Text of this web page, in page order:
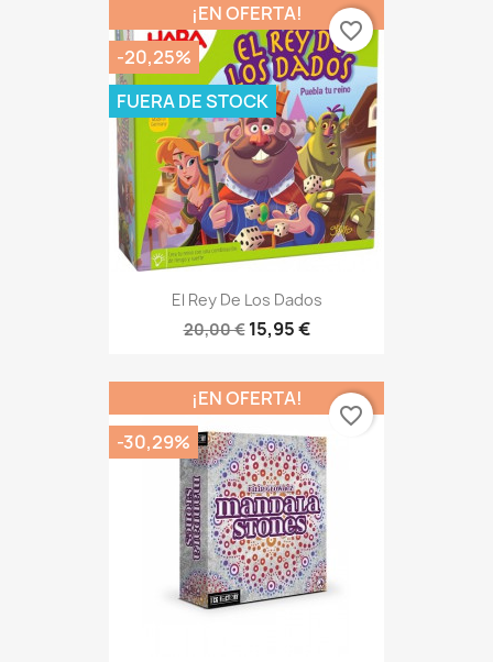
El Rey De Los Dados
20,00 € 15,95 €
¡EN OFERTA!
-20,25%
FUERA DE STOCK
favorite_border
¡EN OFERTA!
-30,29%
favorite_border